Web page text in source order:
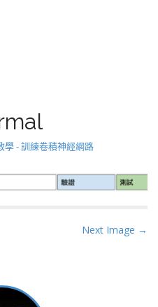
學 - 訓練卷積神經網路
Next Image →